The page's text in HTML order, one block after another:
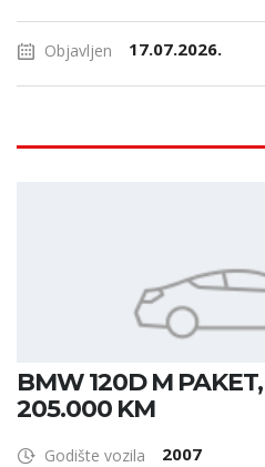
Objavljen 17.07.2026.
BMW 120D M
205.000 KM
Godište vozila 2007